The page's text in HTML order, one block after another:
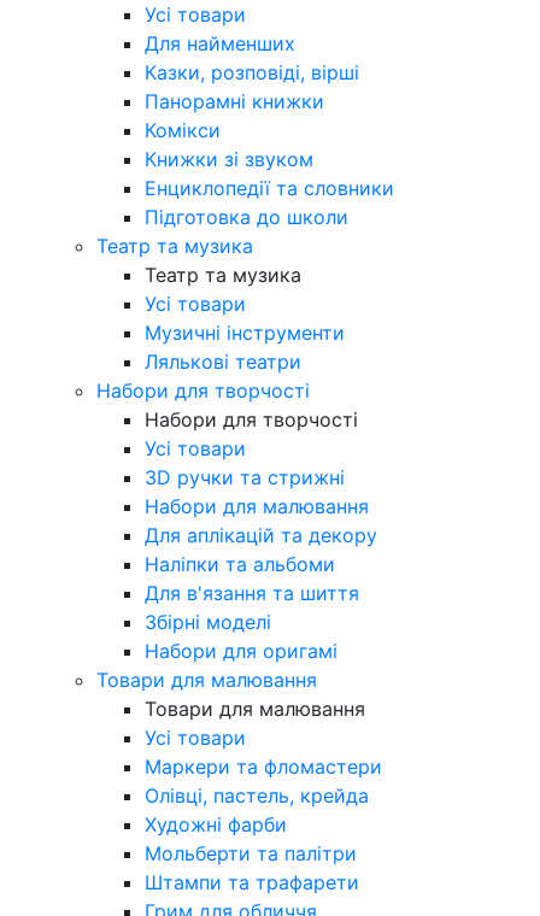
Усі товари
Для найменших
Казки, розповіді, вірші
Панорамні книжки
Комікси
Книжки зі звуком
Енциклопедії та словники
Підготовка до школи
Театр та музика
Театр та музика
Усі товари
Музичні інструменти
Лялькові театри
Набори для творчості
Набори для творчості
Усі товари
3D ручки та стрижні
Набори для малювання
Для аплікацій та декору
Наліпки та альбоми
Для в'язання та шиття
Збірні моделі
Набори для оригамі
Товари для малювання
Товари для малювання
Усі товари
Маркери та фломастери
Олівці, пастель, крейда
Художні фарби
Мольберти та палітри
Штампи та трафарети
Грим для обличчя